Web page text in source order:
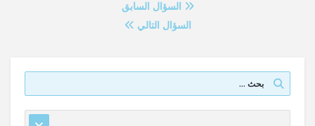
السؤال السابق
السؤال التالي